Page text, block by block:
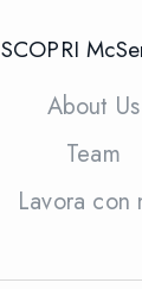
SCOPRI
About Us
Team
Lavora con